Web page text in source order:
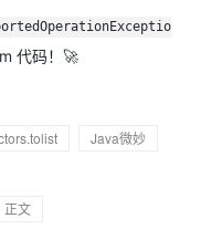
代码！🚀
Java微妙
正文